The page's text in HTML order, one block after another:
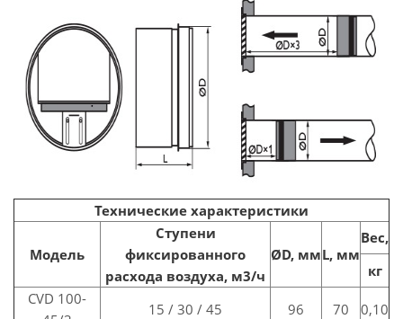
Технические характеристики
Модель
Ступени
фиксированного
расхода воздуха, м3/ч
ØD, ммL, мм
Вес,
кг
CVD 100-
15 / 30 / 45 96 70 0,10